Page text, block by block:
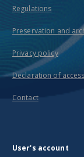
Regulations
Preservation and
Privacy policy
Declaration of
Contact
User's account